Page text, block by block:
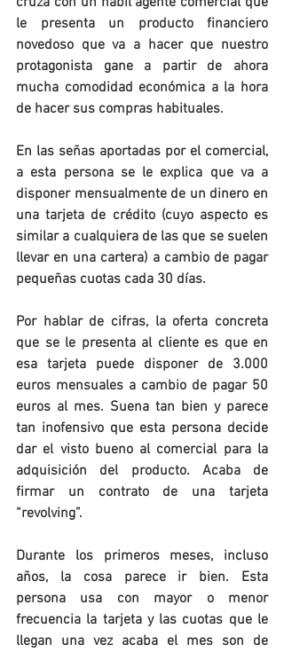
le presenta un producto financiero
novedoso que va a hacer que nuestro
protagonista gane a partir de ahora
mucha comodidad económica a la hora
de hacer sus compras habituales.
En las señas aportadas por el comercial,
a esta persona se le explica que va a
disponer mensualmente de un dinero en
una tarjeta de crédito (cuyo aspecto es
similar a cualquiera de las que se suelen
llevar en una cartera) a cambio de pagar
pequeñas cuotas cada 30 días.
Por hablar de cifras, la oferta concreta
que se le presenta al cliente es que en
esa tarjeta puede disponer de 3.000
euros mensuales a cambio de pagar 50
euros al mes. Suena tan bien y parece
tan inofensivo que esta persona decide
dar el visto bueno al comercial para la
adquisición del producto. Acaba de
firmar un contrato de una tarjeta
“revolving”.
Durante los primeros meses, incluso
años, la cosa parece ir bien. Esta
persona usa con mayor o menor
frecuencia la tarjeta y las cuotas que le
llegan una vez acaba el mes son de